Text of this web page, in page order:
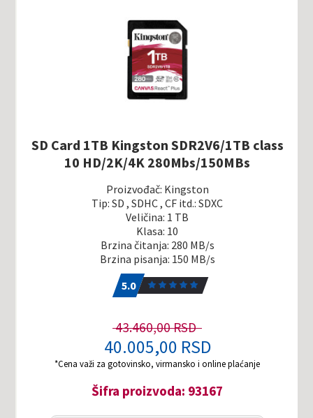
SD Card 1TB Kingston SDR2V6/1TB class
10 HD/2K/4K 280Mbs/150MBs
Proizvođač: Kingston
Tip: SD , SDHC , CF itd.: SDXC
Veličina: 1 TB
Klasa: 10
Brzina čitanja: 280 MB/s
Brzina pisanja: 150 MB/s
5.0
43.460,00 RSD
40.005,00 RSD
*Cena važi za gotovinsko, virmansko i online plaćanje
Šifra proizvoda: 93167